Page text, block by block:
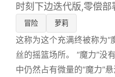
时刻下边迭代版,零偿
冒险 萝莉
这称为这个充满终被称为“
丝的摇篮场所。 “魔力”没
中仍然占有微量的“魔力”